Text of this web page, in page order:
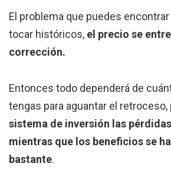
El problema que puedes
tocar históricos, el precio se
corrección.
Entonces todo dependerá de
tengas para aguantar el retroceso,
sistema de inversión las
mientras que los beneficios se
bastante.